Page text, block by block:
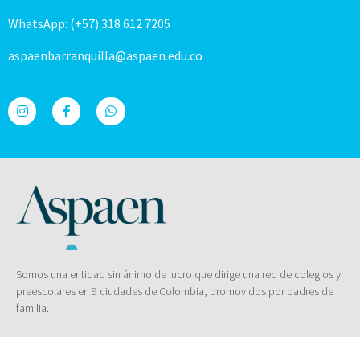
WhatsApp: (+57) 318 612 7205
aspaenbarranquilla@aspaen.edu.co
Somos una entidad sin ánimo de lucro que dirige una red de colegios y
preescolares en 9 ciudades de Colombia, promovidos por padres de
familia.